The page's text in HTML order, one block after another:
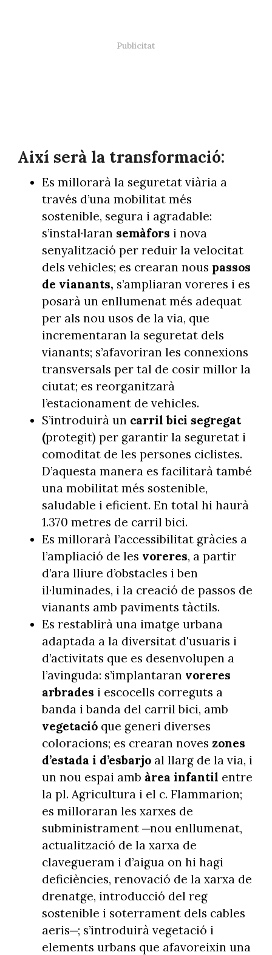
Així serà la transformació:
Es millorarà la seguretat viària a
través d’una mobilitat més
sostenible, segura i agradable:
s’instal·laran semàfors i nova
senyalització per reduir la velocitat
dels vehicles; es crearan nous passos
de vianants, s’ampliaran voreres i es
posarà un enllumenat més adequat
per als nou usos de la via, que
incrementaran la seguretat dels
vianants; s’afavoriran les connexions
transversals per tal de cosir millor la
ciutat; es reorganitzarà
l’estacionament de vehicles.
S’introduirà un carril bici segregat
(protegit) per garantir la seguretat i
comoditat de les persones ciclistes.
D’aquesta manera es facilitarà també
una mobilitat més sostenible,
saludable i eficient. En total hi haurà
1.370 metres de carril bici.
Es millorarà l’accessibilitat gràcies a
l’ampliació de les voreres, a partir
d’ara lliure d’obstacles i ben
il·luminades, i la creació de passos de
vianants amb paviments tàctils.
Es restablirà una imatge urbana
adaptada a la diversitat d'usuaris i
d’activitats que es desenvolupen a
l’avinguda: s’implantaran voreres
arbrades i escocells correguts a
banda i banda del carril bici, amb
vegetacióque generi diverses
coloracions; es crearan noves zones
d’estada i d’esbarjo al llarg de la via, i
un nou espai amb àrea infantil entre
la pl. Agricultura i el c. Flammarion;
es milloraran les xarxes de
subministrament ─nou enllumenat,
actualització de la xarxa de
clavegueram i d’aigua on hi hagi
deficiències, renovació de la xarxa de
drenatge, introducció del reg
sostenible i soterrament dels cables
aeris─; s’introduirà vegetació i
elements urbans que afavoreixin una